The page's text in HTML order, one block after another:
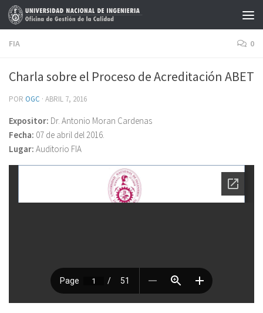
Saltar al contenido
FIA 0
Charla sobre el Proceso de Acreditación ABET
POR OGC · ABRIL 7, 2016
Expositor: Dr. Antonio Moran Cardenas
Fecha: 07 de abril del 2016.
Lugar: Auditorio FIA